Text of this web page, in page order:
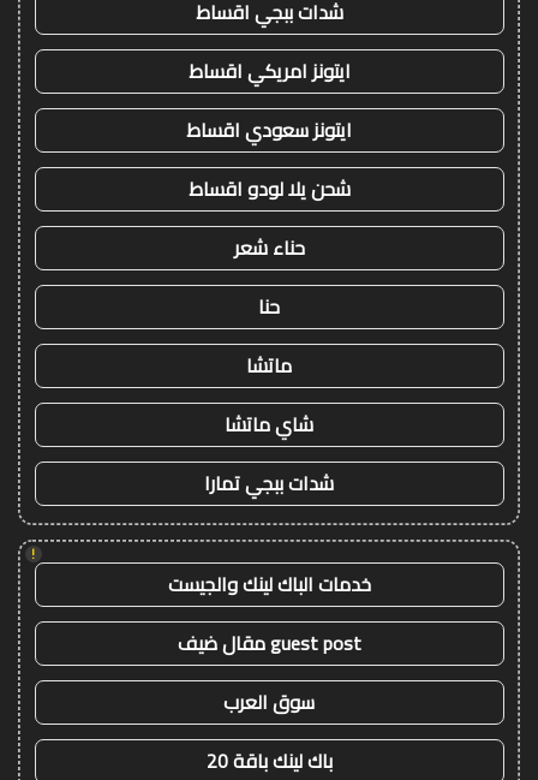
شدات ببجي اقساط
ايتونز امريكي اقساط
ايتونز سعودي اقساط
شحن يلا لودو اقساط
حناء شعر
حنا
ماتشا
شاي ماتشا
شدات ببجي تمارا
!
خدمات الباك لينك والجيست
guest post مقال ضيف
سوق العرب
باك لينك باقة 20